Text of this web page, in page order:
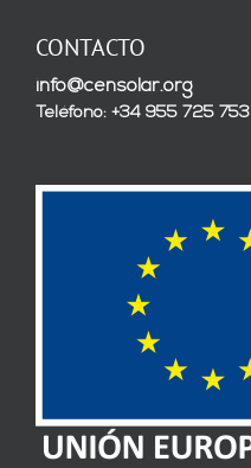
CONTACTO
info@censolar.org
Teléfono: +34 955 725 753